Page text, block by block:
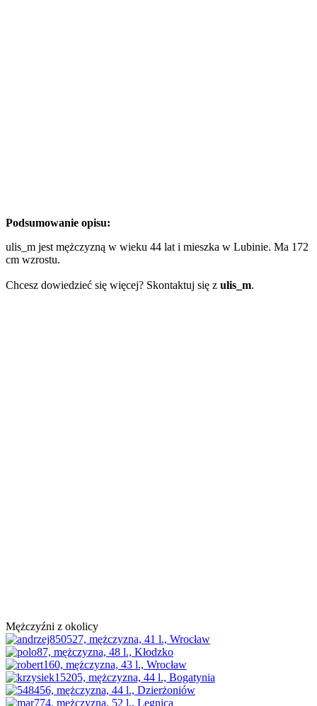
Podsumowanie opisu:
ulis_m jest mężczyzną w wieku 44 lat i mieszka w Lubinie. Ma 172
cm wzrostu.
Chcesz dowiedzieć się więcej? Skontaktuj się z ulis_m.
Mężczyźni z okolicy